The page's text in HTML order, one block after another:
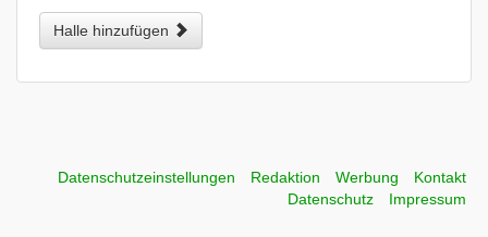
Halle hinzufügen
Datenschutzeinstellungen Redaktion Werbung
Kontakt
Datenschutz
Impressum